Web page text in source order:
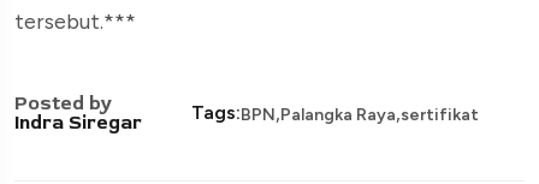
tersebut.***
Posted by
Indra Siregar
Tags:BPN,Palangka Raya,sertifikat